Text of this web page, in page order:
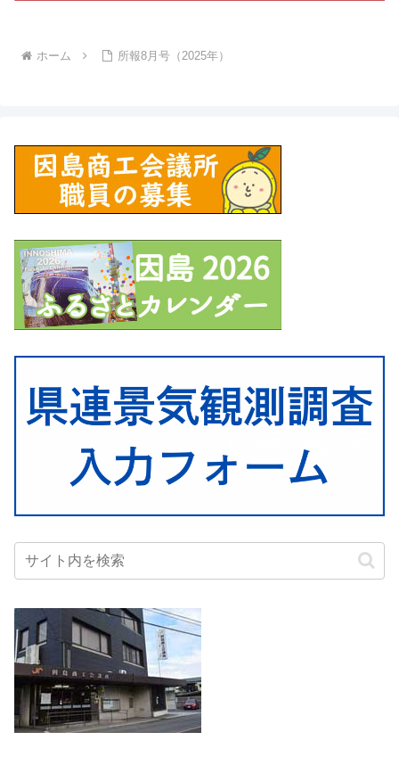
ホーム 所報8月号（2025年）